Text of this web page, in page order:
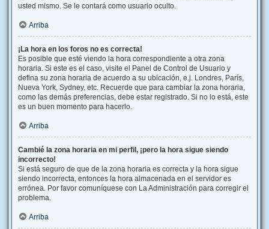
usted mismo. Se le contará como usuario oculto.
Arriba
¡La hora en los foros no es correcta!
Es posible que esté viendo la hora correspondiente a otra zona
horaria. Si este es el caso, visite el Panel de Control de Usuario y
defina su zona horaria de acuerdo a su ubicación, e.j. Londres, París,
Nueva York, Sydney, etc. Recuerde que para cambiar la zona horaria,
como las demás preferencias, debe estar registrado. Si no lo está, este
es un buen momento para hacerlo.
Arriba
Cambié la zona horaria en mi perfil, ¡pero la hora sigue siendo
incorrecto!
Si está seguro de que de la zona horaria es correcta y la hora sigue
siendo incorrecta, entonces la hora almacenada en el servidor es
errónea. Por favor comuníquese con La Administración para corregir el
problema.
Arriba